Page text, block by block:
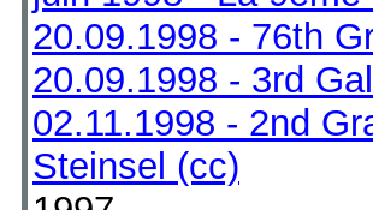
20.09.1998 - 76th
20.09.1998 - 3rd
02.11.1998 - 2nd
Steinsel (cc)